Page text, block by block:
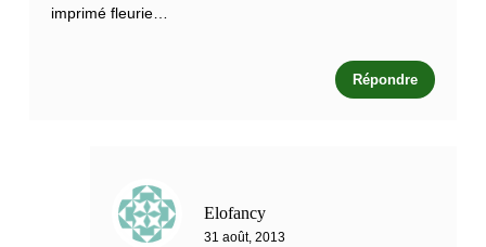
imprimé fleurie…
Répondre
Elofancy
31 août, 2013